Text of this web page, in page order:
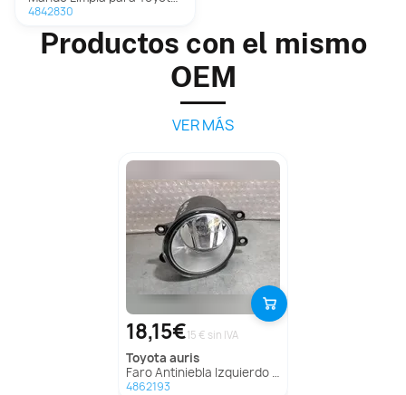
4842830
Productos con el mismo
OEM
VER MÁS
18,15€15 € sin IVA
toyota auris
Faro Antiniebla Izquierdo para Toyota Auris
4862193